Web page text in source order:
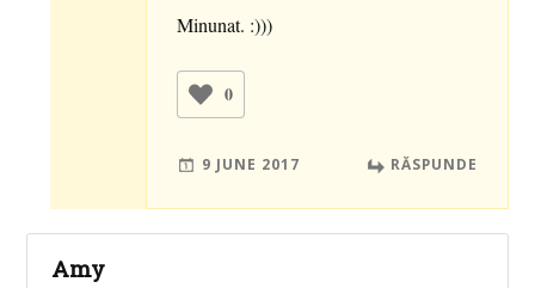
Minunat. :)))
0
9 JUNE 2017 RĂSPUNDE
Amy